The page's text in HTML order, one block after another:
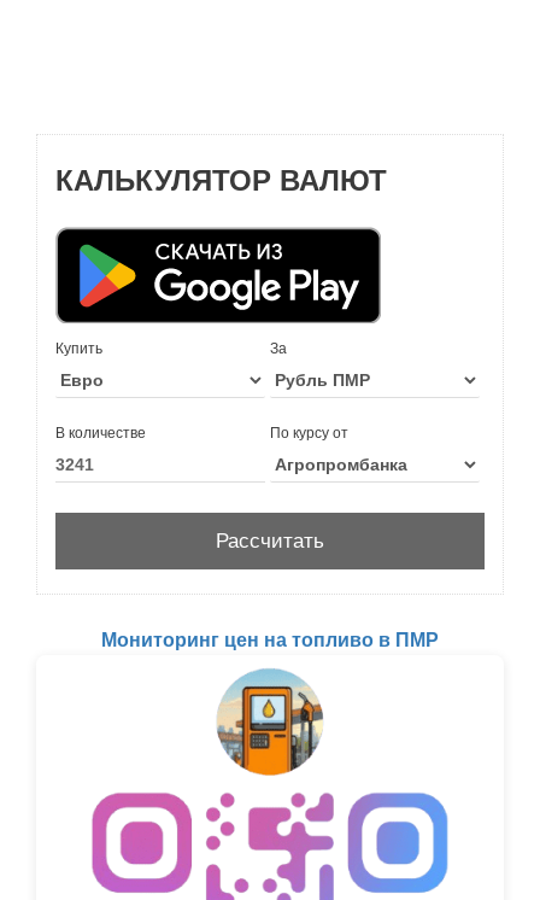
КАЛЬКУЛЯТОР ВАЛЮТ
Купить За
В количестве По курсу от
Мониторинг цен на топливо в ПМР